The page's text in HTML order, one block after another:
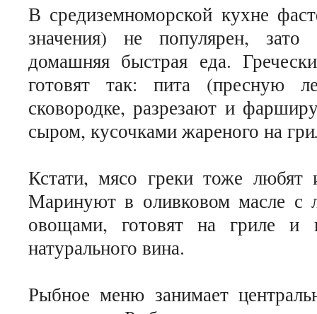
В средиземноморской кухне
значения) не популярен,
домашняя быстрая еда.
готовят так: пита (пресную
сковородке, разрезают и
сыром, кусочками жареного на
Кстати, мясо греки тоже
Маринуют в оливковом масле с
овощами, готовят на гриле
натурального вина.
Рыбное меню занимает